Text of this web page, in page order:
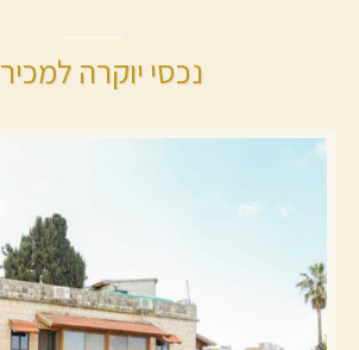
נכסי יוקרה למכירה